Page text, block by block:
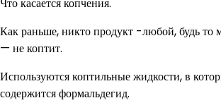
Как раньше, никто продукт -любой, будь то
— не коптит.
Используются коптильные жидкости, в
содержится формальдегид.